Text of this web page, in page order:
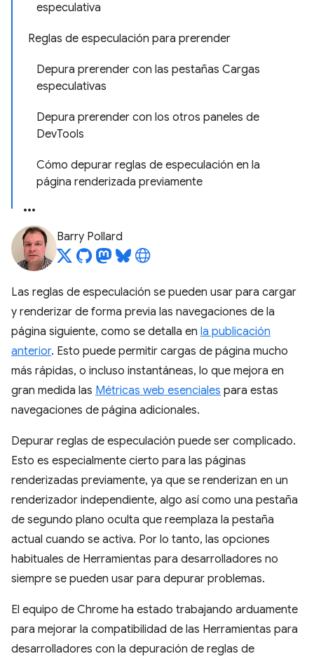
especulativa
Reglas de especulación para prerender
Depura prerender con las pestañas Cargas
especulativas
Depura prerender con los otros paneles de
DevTools
Cómo depurar reglas de especulación en la
página renderizada previamente
Barry Pollard
Las reglas de especulación se pueden usar para cargar
y renderizar de forma previa las navegaciones de la
página siguiente, como se detalla en la publicación
anterior. Esto puede permitir cargas de página mucho
más rápidas, o incluso instantáneas, lo que mejora en
gran medida las Métricas web esenciales para estas
navegaciones de página adicionales.
Depurar reglas de especulación puede ser complicado.
Esto es especialmente cierto para las páginas
renderizadas previamente, ya que se renderizan en un
renderizador independiente, algo así como una pestaña
de segundo plano oculta que reemplaza la pestaña
actual cuando se activa. Por lo tanto, las opciones
habituales de Herramientas para desarrolladores no
siempre se pueden usar para depurar problemas.
El equipo de Chrome ha estado trabajando arduamente
para mejorar la compatibilidad de las Herramientas para
desarrolladores con la depuración de reglas de